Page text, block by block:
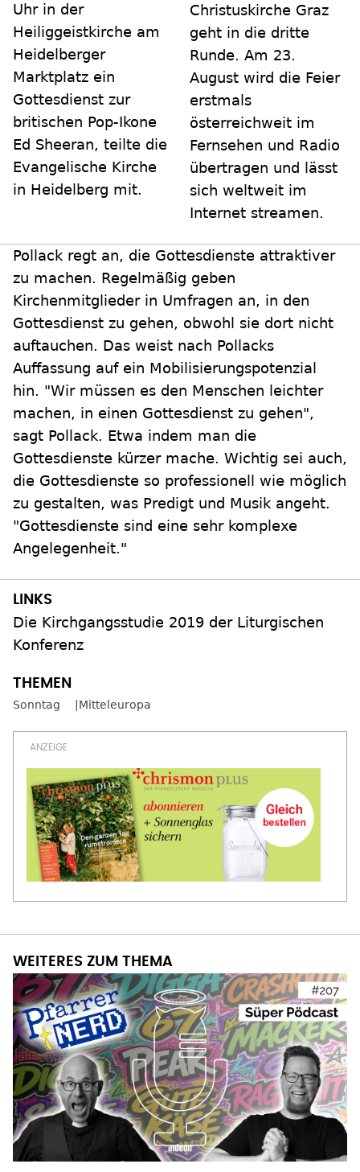
Uhr in der
Heiliggeistkirche am
Heidelberger
Marktplatz ein
Gottesdienst zur
britischen Pop-Ikone
Ed Sheeran, teilte die
Evangelische Kirche
in Heidelberg mit.
Christuskirche Graz
geht in die dritte
Runde. Am 23.
August wird die Feier
erstmals
österreichweit im
Fernsehen und Radio
übertragen und lässt
sich weltweit im
Internet streamen.
Pollack regt an, die Gottesdienste attraktiver
zu machen. Regelmäßig geben
Kirchenmitglieder in Umfragen an, in den
Gottesdienst zu gehen, obwohl sie dort nicht
auftauchen. Das weist nach Pollacks
Auffassung auf ein Mobilisierungspotenzial
hin. "Wir müssen es den Menschen leichter
machen, in einen Gottesdienst zu gehen",
sagt Pollack. Etwa indem man die
Gottesdienste kürzer mache. Wichtig sei auch,
die Gottesdienste so professionell wie möglich
zu gestalten, was Predigt und Musik angeht.
"Gottesdienste sind eine sehr komplexe
Angelegenheit."
Die Kirchgangsstudie 2019 der Liturgischen
Konferenz
Sonntag Mitteleuropa
WEITERES ZUM THEMA